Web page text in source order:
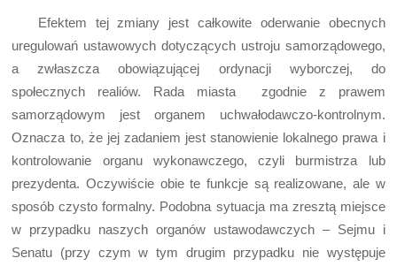
Efektem tej zmiany jest całkowite oderwanie obecnych
uregulowań ustawowych dotyczących ustroju samorządowego,
a zwłaszcza obowiązującej ordynacji wyborczej, do
społecznych realiów. Rada miasta zgodnie z prawem
samorządowym jest organem uchwałodawczo-kontrolnym.
Oznacza to, że jej zadaniem jest stanowienie lokalnego prawa i
kontrolowanie organu wykonawczego, czyli burmistrza lub
prezydenta. Oczywiście obie te funkcje są realizowane, ale w
sposób czysto formalny. Podobna sytuacja ma zresztą miejsce
w przypadku naszych organów ustawodawczych – Sejmu i
Senatu (przy czym w tym drugim przypadku nie występuje